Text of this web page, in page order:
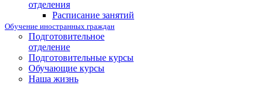
отделения
Расписание занятий
Обучение иностранных граждан
Подготовительное
отделение
Подготовительные курсы
Обучающие курсы
Наша жизнь